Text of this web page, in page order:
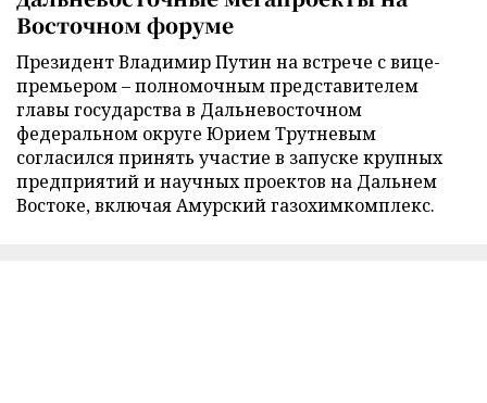
Восточном форуме
Президент Владимир Путин на встрече с вице-
премьером – полномочным представителем
главы государства в Дальневосточном
федеральном округе Юрием Трутневым
согласился принять участие в запуске крупных
предприятий и научных проектов на Дальнем
Востоке, включая Амурский газохимкомплекс.